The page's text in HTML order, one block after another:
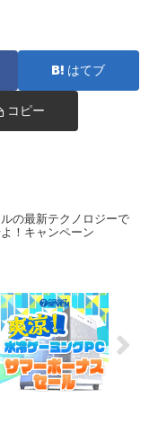
はてブ
コピー
ルの最新テクノロジーで
！キャンペーン